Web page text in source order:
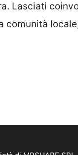
Lasciati
comunità